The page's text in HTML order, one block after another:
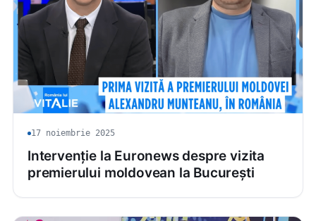
17 noiembrie 2025
Intervenție la Euronews despre vizita
premierului moldovean la București